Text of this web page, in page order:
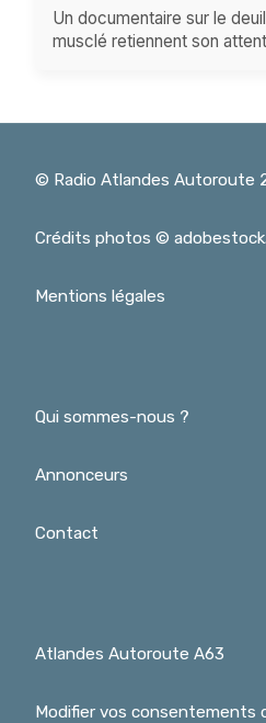
Un documentaire sur le
musclé retiennent son
© Radio Atlandes Autoroute
Crédits photos ©
Mentions légales
Qui sommes-nous ?
Annonceurs
Contact
Atlandes Autoroute A63
Modifier vos consentements